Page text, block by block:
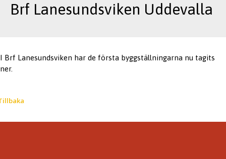
Brf Lanesundsviken Uddevalla
I Brf Lanesundsviken har de första byggställningarna nu tagits
ner.